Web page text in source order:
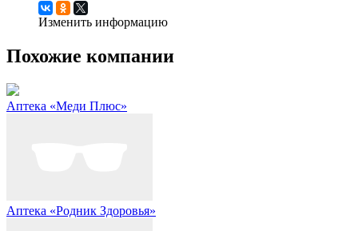
Изменить информацию
Похожие компании
Аптека «Меди Плюс»
Аптека «Родник Здоровья»